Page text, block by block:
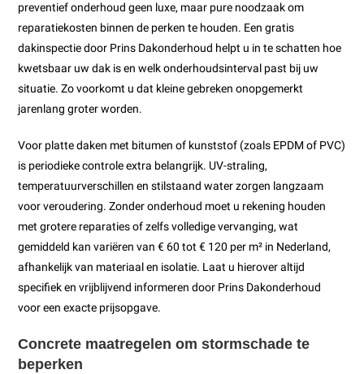
preventief onderhoud geen luxe, maar pure noodzaak om
reparatiekosten binnen de perken te houden. Een gratis
dakinspectie door Prins Dakonderhoud helpt u in te schatten hoe
kwetsbaar uw dak is en welk onderhoudsinterval past bij uw
situatie. Zo voorkomt u dat kleine gebreken onopgemerkt
jarenlang groter worden.
Voor platte daken met bitumen of kunststof (zoals EPDM of PVC)
is periodieke controle extra belangrijk. UV-straling,
temperatuurverschillen en stilstaand water zorgen langzaam
voor veroudering. Zonder onderhoud moet u rekening houden
met grotere reparaties of zelfs volledige vervanging, wat
gemiddeld kan variëren van € 60 tot € 120 per m² in Nederland,
afhankelijk van materiaal en isolatie. Laat u hierover altijd
specifiek en vrijblijvend informeren door Prins Dakonderhoud
voor een exacte prijsopgave.
Concrete maatregelen om stormschade te
beperken